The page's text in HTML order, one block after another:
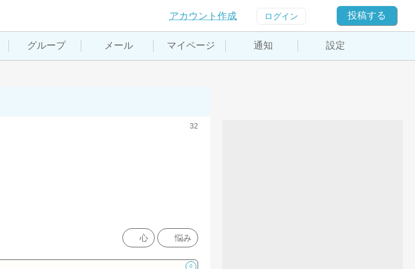
アカウント作成 ログイン 投稿する
グループ メール マイページ 通知 設定
32
心 悩み
0